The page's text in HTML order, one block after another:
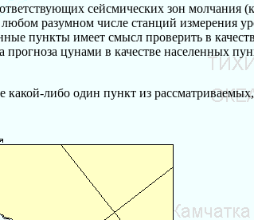
сейсмических зон молчания
разумном числе станций измерения
пункты имеет смысл проверить в
цунами в качестве населенных
либо один пункт из